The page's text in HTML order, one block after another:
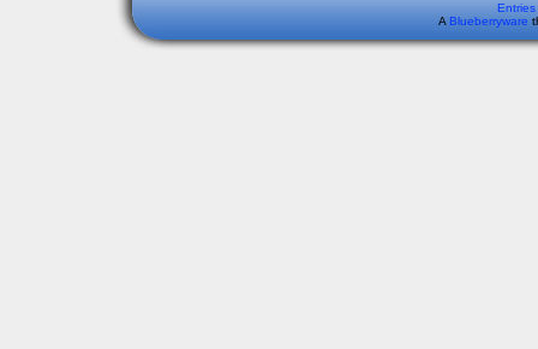
A Blueberryware